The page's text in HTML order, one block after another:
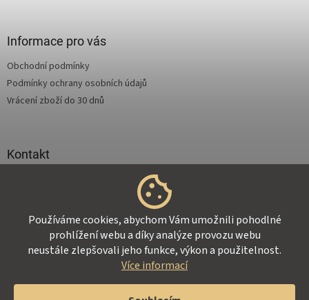
Používáme cookies, abychom Vám umožnili pohodlné
prohlížení webu a díky analýze provozu webu
neustále zlepšovali jeho funkce, výkon a použitelnost.
Více informací
Informace pro vás
Obchodní podmínky
Podmínky ochrany osobních údajů
Vrácení zboží do 30 dnů
Kontakt
Vytvořil Shoptet